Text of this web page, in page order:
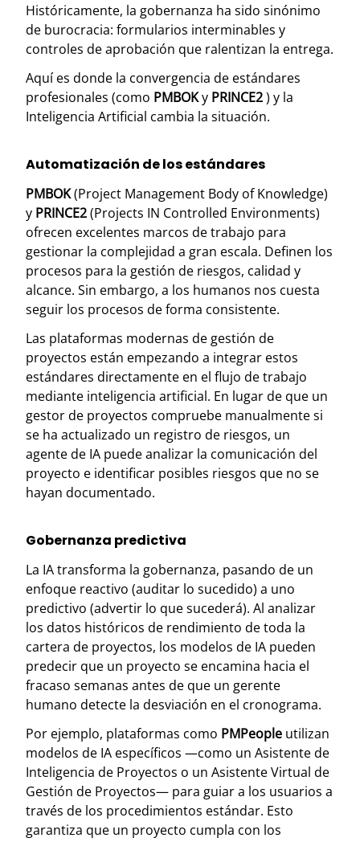
Históricamente, la gobernanza ha sido sinónimo
de burocracia: formularios interminables y
controles de aprobación que ralentizan la entrega.
Aquí es donde la convergencia de estándares
profesionales (como PMBOKy PRINCE2) y la
Inteligencia Artificial cambia la situación.
Automatización de los estándares
PMBOK(Project Management Body of Knowledge)
y PRINCE2(Projects IN Controlled Environments)
ofrecen excelentes marcos de trabajo para
gestionar la complejidad a gran escala. Definen los
procesos para la gestión de riesgos, calidad y
alcance. Sin embargo, a los humanos nos cuesta
seguir los procesos de forma consistente.
Las plataformas modernas de gestión de
proyectos están empezando a integrar estos
estándares directamente en el flujo de trabajo
mediante inteligencia artificial. En lugar de que un
gestor de proyectos compruebe manualmente si
se ha actualizado un registro de riesgos, un
agente de IA puede analizar la comunicación del
proyecto e identificar posibles riesgos que no se
hayan documentado.
Gobernanza predictiva
La IA transforma la gobernanza, pasando de un
enfoque reactivo (auditar lo sucedido) a uno
predictivo (advertir lo que sucederá). Al analizar
los datos históricos de rendimiento de toda la
cartera de proyectos, los modelos de IA pueden
predecir que un proyecto se encamina hacia el
fracaso semanas antes de que un gerente
humano detecte la desviación en el cronograma.
Por ejemplo, plataformas como PMPeople utilizan
modelos de IA específicos —como un Asistente de
Inteligencia de Proyectos o un Asistente Virtual de
Gestión de Proyectos— para guiar a los usuarios a
través de los procedimientos estándar. Esto
garantiza que un proyecto cumpla con los